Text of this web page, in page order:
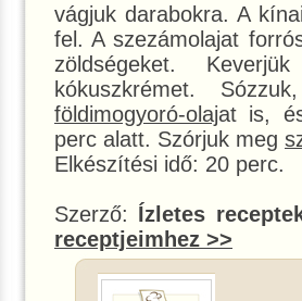
vágjuk darabokra. A
fel. A szezámolajat
zöldségeket.
kókuszkrémet.
földimogyoró-olajat is,
perc alatt. Szórjuk meg
Elkészítési idő: 20 perc.
Szerző: Ízletes
receptjeimhez >>